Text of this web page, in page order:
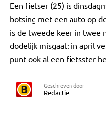
Een fietser (25) is
botsing met een auto op
is de tweede keer in twee
dodelijk misgaat: in april
punt ook al een fietsster
Geschreven door
Redactie